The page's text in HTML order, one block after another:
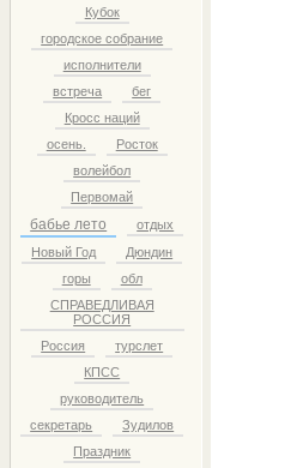
Кубок
городское собрание
исполнители
встреча
бег
Кросс наций
осень.
Росток
волейбол
Первомай
бабье лето
отдых
Новый Год
Дюндин
горы
обл
СПРАВЕДЛИВАЯ
РОССИЯ
Россия
турслет
КПСС
руководитель
секретарь
Зудилов
Праздник